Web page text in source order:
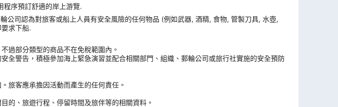
程序預訂舒適的岸上游覽.
司認為對旅客或船上人員有安全風險的任何物品 (例如武器, 酒精, 食物, 管製刀具, 水壺,
求下船.
過部分類型的商品不在免稅範圍內。
全警告，積極參加海上緊急演習並配合相關部門、組織、郵輪公司或旅行社實施的安全預防
旅客應承擔因活動而產生的任何責任。
的、旅遊行程、停留時間及旅伴等的相關資料。